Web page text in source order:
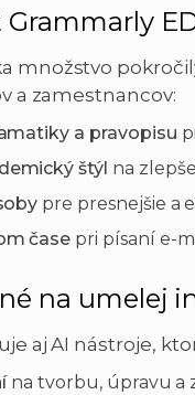
množstvo
a zamestnancov:
a pravopisu
štýl na
pre presnejšie a
čase pri písaní e-
na umelej
aj AI nástroje,
na tvorbu, úpravu a